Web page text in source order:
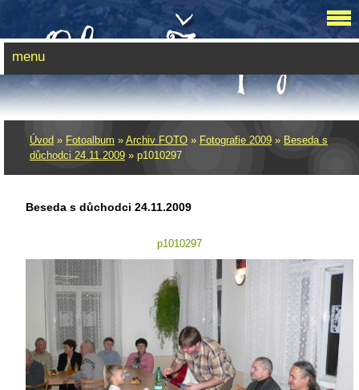
Úvod » Fotoalbum » Archiv FOTO » Fotografie 2009 » Beseda s
důchodci 24.11.2009 » p1010297
Beseda s důchodci 24.11.2009
p1010297
menu